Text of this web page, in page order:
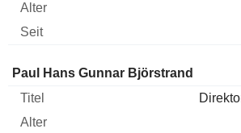
Verwaltungsratsmitglied Titel Alter
Paul Hans Gunnar Björstrand